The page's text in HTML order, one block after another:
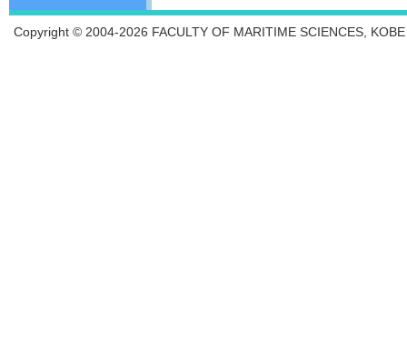
Copyright © 2004-2026 FACULTY OF MARITIME SCIENCES,